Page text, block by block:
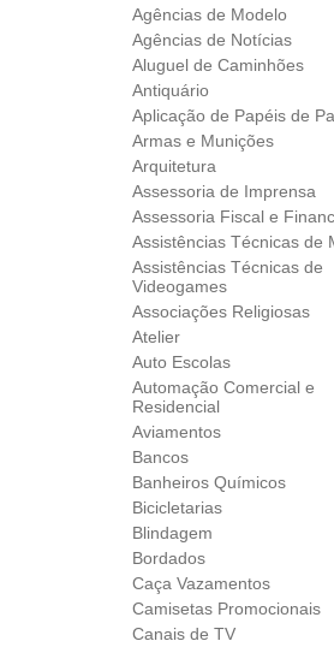
Agências de Modelo
Agências de Notícias
Aluguel de Caminhões
Antiquário
Aplicação de Papéis de
Armas e Munições
Arquitetura
Assessoria de Imprensa
Assessoria Fiscal e
Assistências Técnicas de
Assistências Técnicas de
Videogames
Associações Religiosas
Atelier
Auto Escolas
Automação Comercial e
Residencial
Aviamentos
Bancos
Banheiros Químicos
Bicicletarias
Blindagem
Bordados
Caça Vazamentos
Camisetas Promocionais
Canais de TV